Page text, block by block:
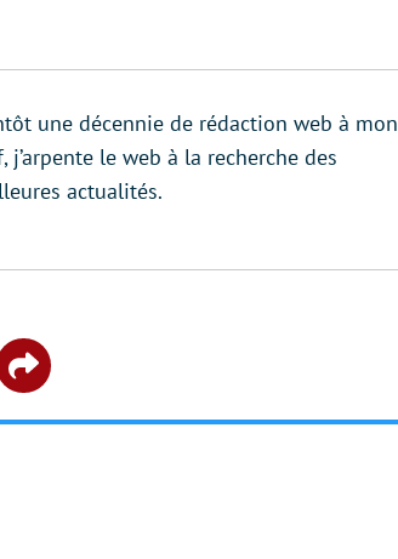
une décennie de rédaction web à mon
j’arpente le web à la recherche des
actualités.
Share